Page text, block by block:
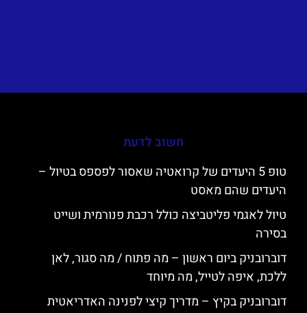
חשוב לדעת
טופ 5 היעדים של קרואטיה שאסור לפספס בטיול –
היעדים שהם מאסט
טיול לאגמי פליטביצה כולל רכבת פנורמית ושייט
בסירה
דוברובניק ביום ראשון – מה פתוח / מה סגור, לאן
ללכת, איפה לטייל, מה מיוחד
דוברובניק בקיץ – מדריך קיצי לפנינה האדריאטית